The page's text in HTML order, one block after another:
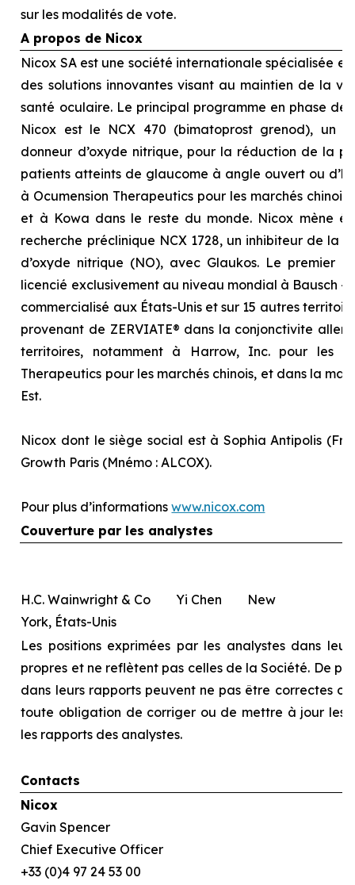
sur les modalités de vote.
A propos de Nicox
Nicox SA est une société internationale spécialisée
des solutions innovantes visant au maintien de la
santé oculaire. Le principal programme en phase
Nicox est le NCX 470 (bimatoprost grenod), un
donneur d’oxyde nitrique, pour la réduction de la
patients atteints de glaucome à angle ouvert ou
à Ocumension Therapeutics pour les marchés
et à Kowa dans le reste du monde. Nicox mène
recherche préclinique NCX 1728, un inhibiteur de la
d’oxyde nitrique (NO), avec Glaukos. Le premier
licencié exclusivement au niveau mondial à Bausch +
commercialisé aux États-Unis et sur 15 autres
provenant de ZERVIATE® dans la conjonctivite
territoires, notamment à Harrow, Inc. pour les
Therapeutics pour les marchés chinois, et dans la
Est.
Nicox dont le siège social est à Sophia Antipolis
Growth Paris (Mnémo : ALCOX).
Pour plus d’informationswww.nicox.com
Couverture par les analystes
H.C. Wainwright & Co Yi Chen New
York, États-Unis
Les positions exprimées par les analystes dans
propres et ne reflètent pas celles de la Société. De
dans leurs rapports peuvent ne pas être correctes
toute obligation de corriger ou de mettre à jour les
les rapports des analystes.
Contacts
Nicox
Gavin Spencer
Chief Executive Officer
+33 (0)4 97 24 53 00